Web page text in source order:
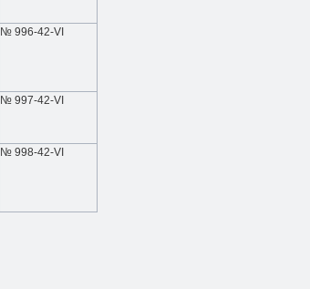
№ 996-42-VI
№ 997-42-VI
№ 998-42-VI